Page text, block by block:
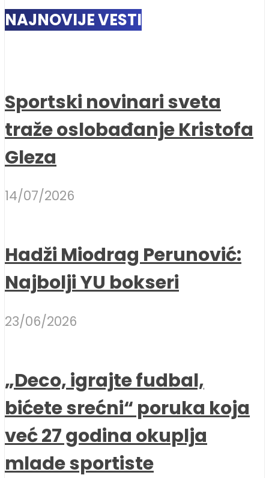
NAJNOVIJE VESTI
Sportski novinari sveta
traže oslobađanje Kristofa
Gleza
14/07/2026
Hadži Miodrag Perunović:
Najbolji YU bokseri
23/06/2026
„Deco, igrajte fudbal,
bićete srećni“ poruka koja
već 27 godina okuplja
mlade sportiste